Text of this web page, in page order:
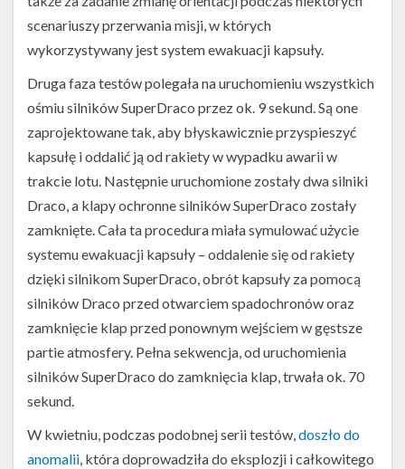
Test
zawisu
scenariuszy przerwania misji, w których
wykorzystywany jest system ewakuacji kapsuły.
Druga faza testów polegała na uruchomieniu wszystkich
ośmiu silników SuperDraco przez ok. 9 sekund. Są one
zaprojektowane tak, aby błyskawicznie przyspieszyć
kapsułę i oddalić ją od rakiety w wypadku awarii w
trakcie lotu. Następnie uruchomione zostały dwa silniki
Draco, a klapy ochronne silników SuperDraco zostały
zamknięte. Cała ta procedura miała symulować użycie
systemu ewakuacji kapsuły – oddalenie się od rakiety
dzięki silnikom SuperDraco, obrót kapsuły za pomocą
silników Draco przed otwarciem spadochronów oraz
zamknięcie klap przed ponownym wejściem w gęstsze
partie atmosfery. Pełna sekwencja, od uruchomienia
silników SuperDraco do zamknięcia klap, trwała ok. 70
sekund.
W kwietniu, podczas podobnej serii testów,doszło do
anomalii, która doprowadziła do eksplozji i całkowitego